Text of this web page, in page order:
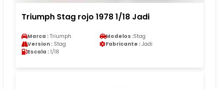
Triumph Stag rojo 1978 1/18 Jadi
Marca : Triumph Modelos :Stag
Version : Stag Fabricante : Jadi
Escala : 1/18